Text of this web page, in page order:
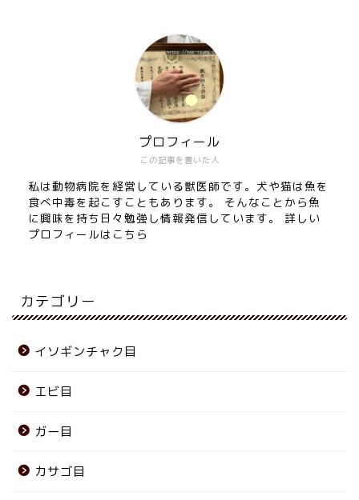
この記事を書いた人
プロフィール
私は動物病院を経営している獣医師です。犬や猫は魚を
食べ中毒を起こすこともあります。 そんなことから魚
に興味を持ち日々勉強し情報発信しています。 詳しい
プロフィールは こちら
カテゴリー
イソギンチャク目
エビ目
ガー目
カサゴ目